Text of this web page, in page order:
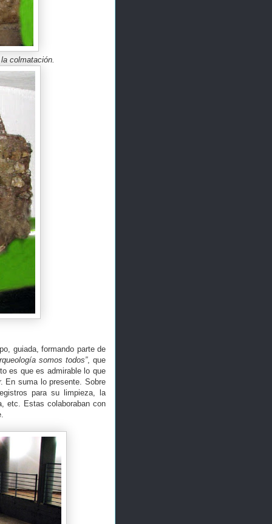
colmatación.
guiada, formando parte de
somos todos”, que
es que es admirable lo que
En suma lo presente. Sobre
para su limpieza, la
etc. Estas colaboraban con